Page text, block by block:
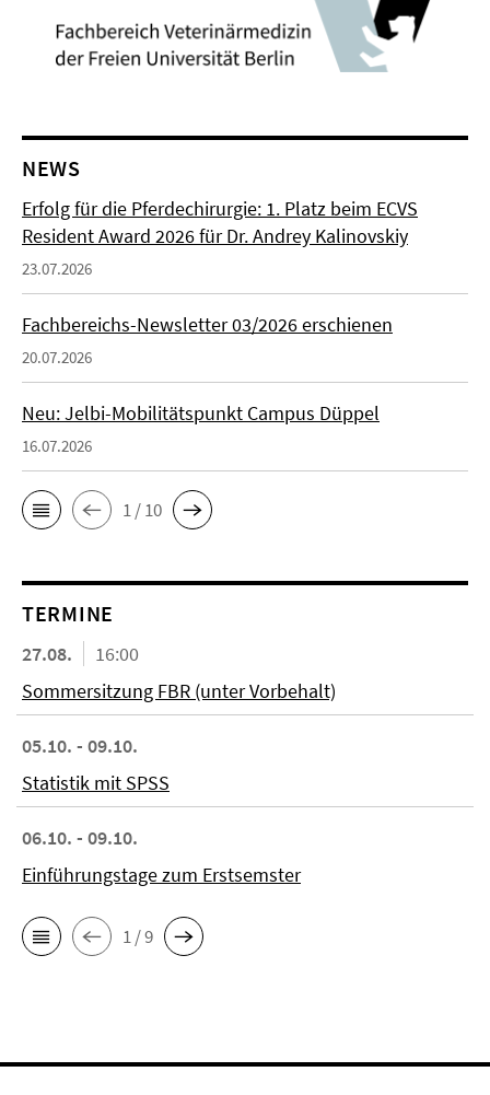
NEWS
Erfolg für die Pferdechirurgie: 1. Platz beim ECVS
Resident Award 2026 für Dr. Andrey Kalinovskiy
23.07.2026
Fachbereichs-Newsletter 03/2026 erschienen
20.07.2026
Neu: Jelbi-Mobilitätspunkt Campus Düppel
16.07.2026
1 / 10
TERMINE
27.08.
16:00
Sommersitzung FBR (unter Vorbehalt)
05.10. - 09.10.
Statistik mit SPSS
06.10. - 09.10.
Einführungstage zum Erstsemster
1 / 9